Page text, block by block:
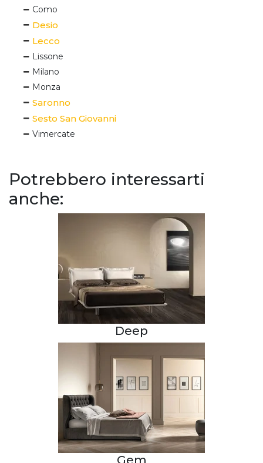
Como
Desio
Lecco
Lissone
Milano
Monza
Saronno
Sesto San Giovanni
Vimercate
Potrebbero interessarti
anche:
Deep
Gem